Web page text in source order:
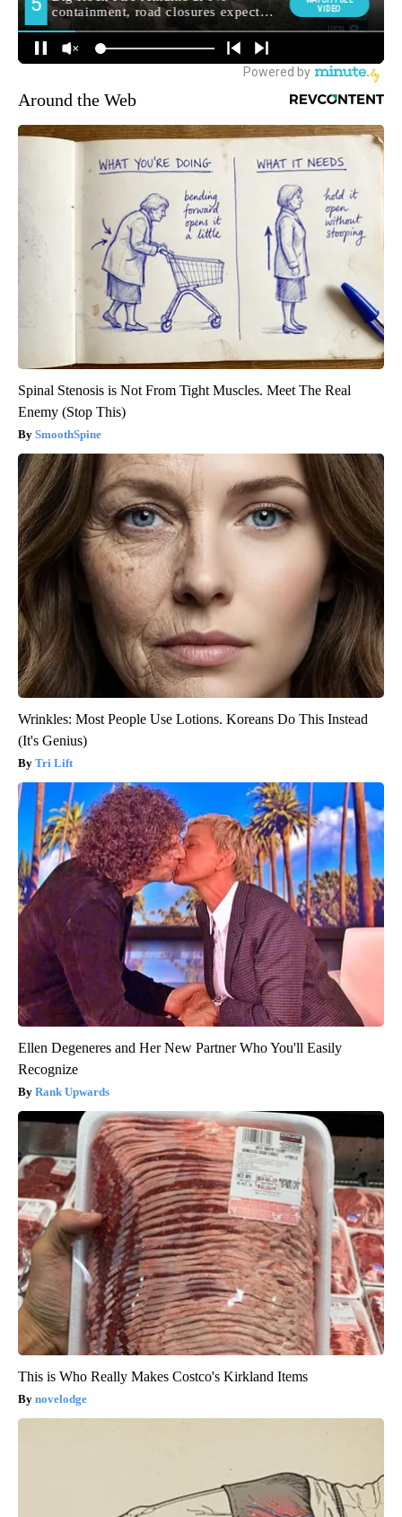
Around the Web
Spinal Stenosis is Not From Tight Muscles. Meet The Real
Enemy (Stop This)
SmoothSpine
Wrinkles: Most People Use Lotions. Koreans Do This Instead
(It's Genius)
Tri Lift
Ellen Degeneres and Her New Partner Who You'll Easily
Recognize
Rank Upwards
This is Who Really Makes Costco's Kirkland Items
novelodge